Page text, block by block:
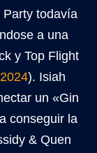
Party todavía
a una
y Top Flight
). Isiah
un «Gin
conseguir la
& Quen